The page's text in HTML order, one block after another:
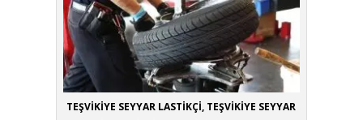
TEŞVİKİYE SEYYAR LASTİKÇİ, TEŞVİKİYE SEYYAR